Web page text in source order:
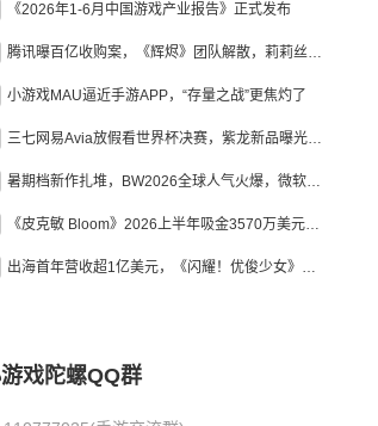
《2026年1-6月中国游戏产业报告》正式发布
腾讯曝百亿收购案，《辉烬》团队解散，莉莉丝新作曝光｜陀螺周报
小游戏MAU逼近手游APP，“存量之战”更焦灼了
三七网易Avia放假看世界杯决赛，紫龙新品曝光，米哈游新作上线 | 陀螺周报
暑期档新作扎堆，BW2026全球人气火爆，微软XBOX大裁员|陀螺周报
《皮克敏 Bloom》2026上半年吸金3570万美元，中国台湾成最大市场
出海首年营收超1亿美元，《闪耀！优俊少女》美国市场占比达七成
游戏陀螺QQ群